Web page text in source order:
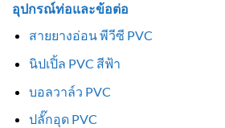
อุปกรณ์ท่อและข้อต่อ
สายยางอ่อน พีวีซี PVC
นิปเปิ้ล PVC สีฟ้า
บอลวาล์ว PVC
ปลั๊กอุด PVC